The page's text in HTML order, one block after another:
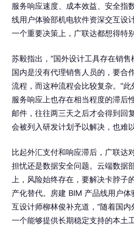
服务响应速度、成本效益、安全指
线用户体验部机电软件资深交互设
一个重要决策上，广联达都想得特
苏毅指出，“国外设计工具存在销
国内是没有代理销售人员的，要合
流程，而这种流程会比较复杂。”
服务响应上也存在相当程度的滞后
邮件，往往两三天之后才会得到回
会被列入研发计划予以解决，也难以
比起外汇支付和响应滞后，广联达
担忧还是数据安全问题。云端数据
上，风险始终存在，要解决卡脖子
产化替代。房建 BIM 产品线用户
互设计师柳林俊补充道，“随着国
一个能够提供长期稳定支持的本土